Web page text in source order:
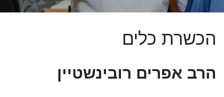
הכשרת כלים
הרב אפרים רובינשטיין